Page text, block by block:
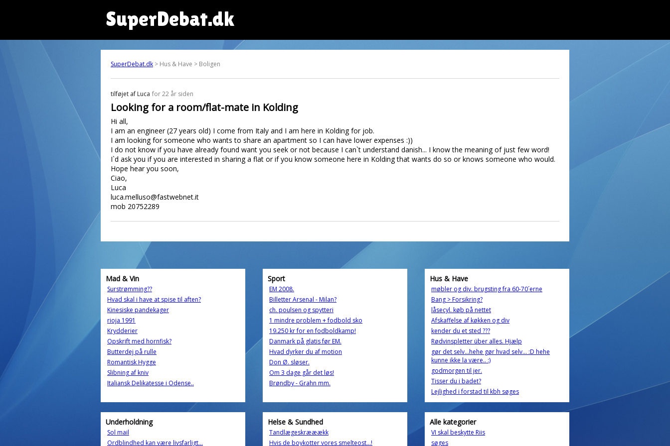
SuperDebat.dk
SuperDebat.dk > Hus & Have > Boligen
tilføjet af Luca for 22 år siden
Looking for a room/flat-mate in Kolding
Hi all,
I am an engineer (27 years old) I come from Italy and I am here in Kolding for job.
I am looking for someone who wants to share an apartment so I can have lower expenses :))
I do not know if you have already found want you seek or not because I can`t understand danish... I know the meaning of just few word!
I`d ask you if you are interested in sharing a flat or if you know someone here in Kolding that wants do so or knows someone who would.
Hope hear you soon,
Ciao,
Luca
luca.melluso@fastwebnet.it
mob 20752289
Mad & Vin
Surstrømming??
Hvad skal i have at spise til aften?
Kinesiske pandekager
rioja 1991
Krydderier
Opskrift med hornfisk?
Butterdej på rulle
Romantisk Hygge
Slibning af kniv
Italiansk Delikatesse i Odense..
Sport
EM 2008.
Billetter Arsenal - Milan?
ch. poulsen og spytteri
1 mindre problem + fodbold sko
19.250 kr for en fodboldkamp!
Danmark på glatis før EM.
Hvad dyrker du af motion
Don Ø. sløser.
Om 3 dage går det løs!
Brøndby - Grahn mm.
Hus & Have
møbler og div. brugsting fra 60-70´erne
Bang > Forsikring?
låsecyl. køb på nettet
Afskaffelse af køkken og div
kender du et sted ???
Rødvinspletter über alles. Hjælp
gør det selv...hehe gør hvad selv... :D hehe
kunne ikke la være.. :)
godmorgen til jer.
Tisser du i badet?
Lejlighed i forstad til kbh søges
Underholdning
Sol mail
Ordblindhed kan være livsfarligt...
Helse & Sundhed
Tandlægeskrææækk
Hvis de boykotter vores smelteost...!
Alle kategorier
VI skal beskytte Riis
søges